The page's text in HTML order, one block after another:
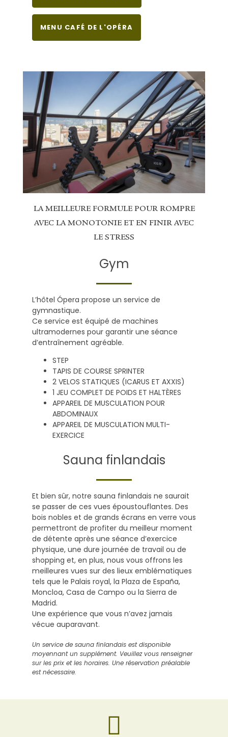
MENU CAFÉ DE L'OPÉRA
LA MEILLEURE FORMULE POUR ROMPRE
AVEC LA MONOTONIE ET EN FINIR AVEC
LE STRESS
Gym
L’hôtel Ópera propose un service de
gymnastique.
Ce service est équipé de machines
ultramodernes pour garantir une séance
d’entraînement agréable.
STEP
TAPIS DE COURSE SPRINTER
2 VELOS STATIQUES (ICARUS ET AXXIS)
1 JEU COMPLET DE POIDS ET HALTÈRES
APPAREIL DE MUSCULATION POUR
ABDOMINAUX
APPAREIL DE MUSCULATION MULTI-
EXERCICE
Sauna finlandais
Et bien sûr, notre sauna finlandais ne saurait
se passer de ces vues époustouflantes. Des
bois nobles et de grands écrans en verre vous
permettront de profiter du meilleur moment
de détente après une séance d’exercice
physique, une dure journée de travail ou de
shopping et, en plus, nous vous offrons les
meilleures vues sur des lieux emblématiques
tels que le Palais royal, la Plaza de España,
Moncloa, Casa de Campo ou la Sierra de
Madrid.
Une expérience que vous n’avez jamais
vécue auparavant.
Un service de sauna finlandais est disponible
moyennant un supplément. Veuillez vous renseigner
sur les prix et les horaires. Une réservation préalable
est nécessaire.